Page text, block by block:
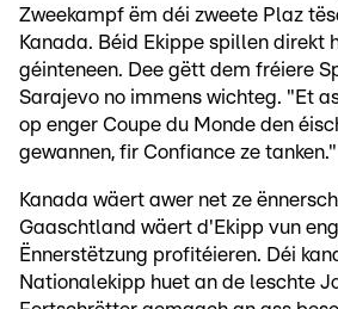
Zweekampf ëm déi zweete Plaz
Kanada. Béid Ekippe spillen direkt
géinteneen. Dee gëtt dem fréiere
Sarajevo no immens wichteg. "Et
op enger Coupe du Monde den
gewannen, fir Confiance ze tanken."
Kanada wäert awer net ze
Gaaschtland wäert d'Ekipp vun
Ënnerstëtzung profitéieren. Déi
Nationalekipp huet an de leschte